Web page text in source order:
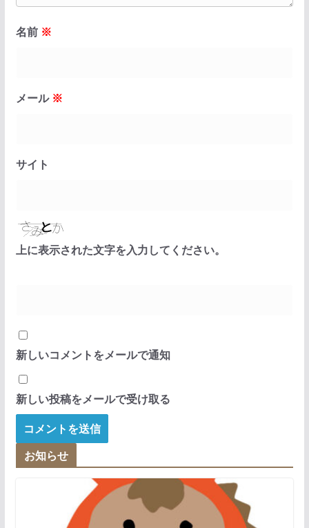
名前 ※
メール ※
サイト
上に表示された文字を入力してください。
新しいコメントをメールで通知
新しい投稿をメールで受け取る
お知らせ